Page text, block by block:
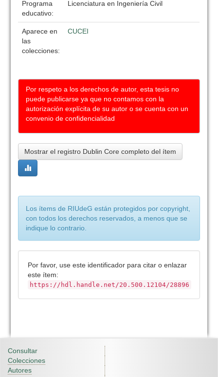
Programa
educativo:
Licenciatura en Ingeniería Civil
Aparece en
las
colecciones:
CUCEI
Por respeto a los derechos de autor, esta tesis no
puede publicarse ya que no contamos con la
autorización explícita de su autor o se cuenta con un
convenio de confidencialidad
Mostrar el registro Dublin Core completo del ítem
Los ítems de RIUdeG están protegidos por copyright,
con todos los derechos reservados, a menos que se
indique lo contrario.
Por favor, use este identificador para citar o enlazar
este ítem:
https://hdl.handle.net/20.500.12104/28896
Consultar
Colecciones
Autores